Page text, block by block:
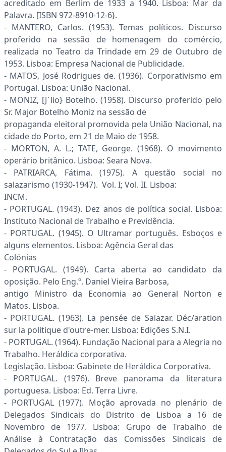
acreditado em Berlim de 1933 a 1940. Lisboa: Mar da
Palavra. [ISBN 972-8910-12-6}.
- MANTERO, Carlos. (1953). Temas políticos. Discurso
proferido na sessão de homenagem do comércio,
realizada no Teatro da Trindade em 29 de Outubro de
1953. Lisboa: Empresa Nacional de Publicidade.
- MATOS, José Rodrigues de. (1936). Corporativismo em
Portugal. Lisboa: União Nacional.
- MONIZ, [J˙lio} Botelho. (1958). Discurso proferido pelo
Sr. Major Botelho Moniz na sessão de
propaganda eleitoral promovida pela União Nacional, na
cidade do Porto, em 21 de Maio de 1958.
- MORTON, A. L.; TATE, George. (1968). O movimento
operário britânico. Lisboa: Seara Nova.
- PATRIARCA, Fátima. (1975). A questão social no
salazarismo (1930-1947). Vol. I; Vol. II. Lisboa:
INCM.
- PORTUGAL. (1943). Dez anos de política social. Lisboa:
Instituto Nacional de Trabalho e Previdência.
- PORTUGAL. (1945). O Ultramar português. Esboços e
alguns elementos. Lisboa: Agência Geral das
Colónias
- PORTUGAL. (1949). Carta aberta ao candidato da
oposição. Pelo Eng.º. Daniel Vieira Barbosa,
antigo Ministro da Economia ao General Norton e
Matos. Lisboa.
- PORTUGAL. (1963). La pensée de Salazar. Déc/aration
sur la politique d'outre-mer. Lisboa: Edições S.N.I.
- PORTUGAL. (1964). Fundação Nacional para a Alegria no
Trabalho. Heráldica corporativa.
Legislação. Lisboa: Gabinete de Heráldica Corporativa.
- PORTUGAL. (1976). Breve panorama da literatura
portuguesa. Lisboa: Ed. Terra Livre.
- PORTUGAL (1977). Moção aprovada no plenário de
Delegados Sindicais do Distrito de Lisboa a 16 de
Novembro de 1977. Lisboa: Grupo de Trabalho de
Análise à Contratação das Comissões Sindicais de